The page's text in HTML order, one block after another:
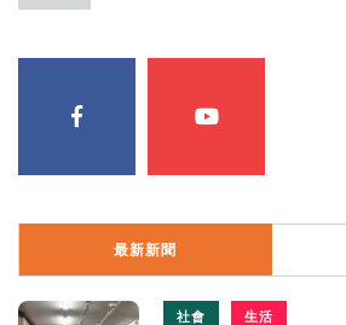
最新新聞
社會 生活